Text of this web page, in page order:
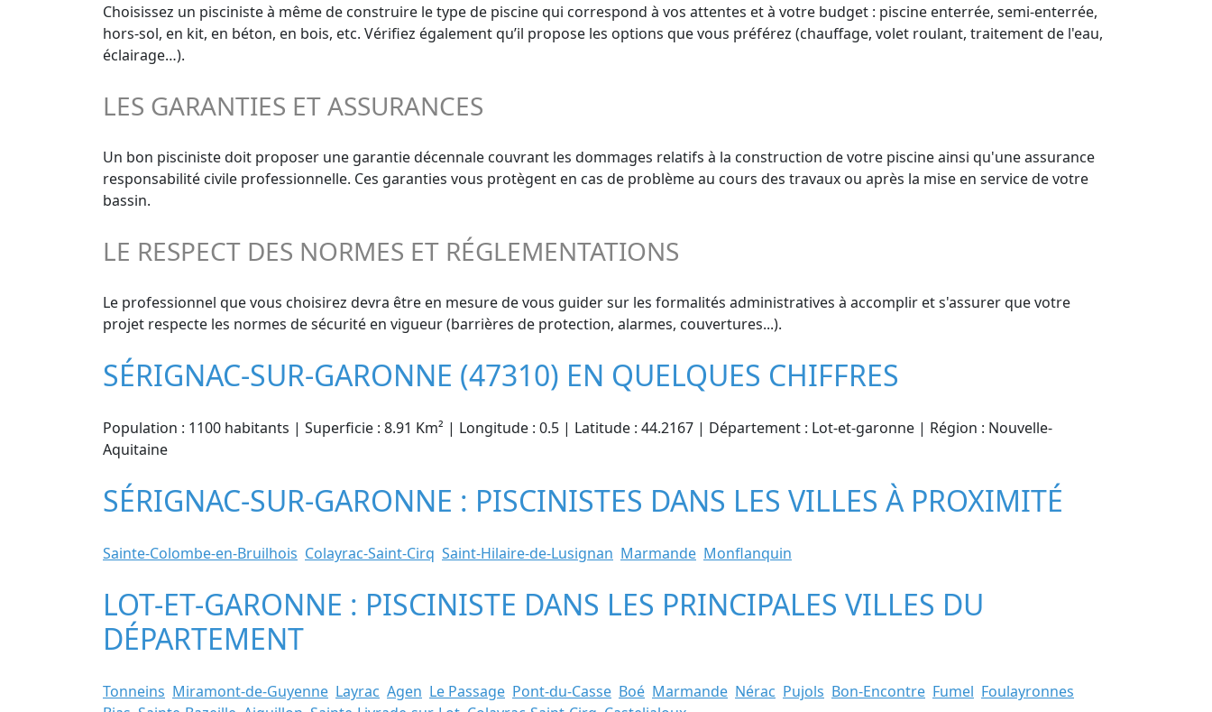
Choisissez un pisciniste à même de construire le type de piscine qui correspond à vos attentes et à votre budget : piscine enterrée, semi-enterrée,
hors-sol, en kit, en béton, en bois, etc. Vérifiez également qu’il propose les options que vous préférez (chauffage, volet roulant, traitement de l'eau,
éclairage…).
LES GARANTIES ET ASSURANCES
Un bon pisciniste doit proposer une garantie décennale couvrant les dommages relatifs à la construction de votre piscine ainsi qu'une assurance
responsabilité civile professionnelle. Ces garanties vous protègent en cas de problème au cours des travaux ou après la mise en service de votre
bassin.
LE RESPECT DES NORMES ET RÉGLEMENTATIONS
Le professionnel que vous choisirez devra être en mesure de vous guider sur les formalités administratives à accomplir et s'assurer que votre
projet respecte les normes de sécurité en vigueur (barrières de protection, alarmes, couvertures...).
SÉRIGNAC-SUR-GARONNE (47310) EN QUELQUES CHIFFRES
Population : 1100 habitants | Superficie : 8.91 Km² | Longitude : 0.5 | Latitude : 44.2167 | Département : Lot-et-garonne | Région : Nouvelle-
Aquitaine
SÉRIGNAC-SUR-GARONNE : PISCINISTES DANS LES VILLES À PROXIMITÉ
Sainte-Colombe-en-Bruilhois Colayrac-Saint-Cirq Saint-Hilaire-de-Lusignan Marmande Monflanquin
LOT-ET-GARONNE : PISCINISTE DANS LES PRINCIPALES VILLES DU
DÉPARTEMENT
Tonneins Miramont-de-Guyenne Layrac Agen Le Passage Pont-du-Casse Boé Marmande Nérac Pujols Bon-Encontre Fumel Foulayronnes